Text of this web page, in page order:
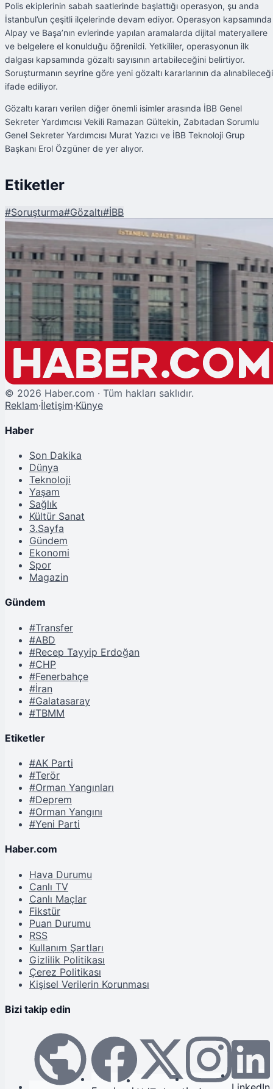
Polis ekiplerinin sabah saatlerinde başlattığı operasyon, şu anda
İstanbul’un çeşitli ilçelerinde devam ediyor. Operasyon kapsamında
Alpay ve Başa’nın evlerinde yapılan aramalarda dijital materyallere
ve belgelere el konulduğu öğrenildi. Yetkililer, operasyonun ilk
dalgası kapsamında gözaltı sayısının artabileceğini belirtiyor.
Soruşturmanın seyrine göre yeni gözaltı kararlarının da alınabileceği
ifade ediliyor.
Gözaltı kararı verilen diğer önemli isimler arasında İBB Genel
Sekreter Yardımcısı Vekili Ramazan Gültekin, Zabıtadan Sorumlu
Genel Sekreter Yardımcısı Murat Yazıcı ve İBB Teknoloji Grup
Başkanı Erol Özgüner de yer alıyor.
Etiketler
#Soruşturma#Gözaltı#İBB
Şu An Okunan
İBB'ye Operasyon: 53 Kişiye Gözaltı Kararı
© 2026 Haber.com · Tüm hakları saklıdır.
Reklam·İletişim·Künye
Haber
Son Dakika
Dünya
Teknoloji
Yaşam
Sağlık
Kültür Sanat
3.Sayfa
Gündem
Ekonomi
Spor
Magazin
Gündem
#Transfer
#ABD
#Recep Tayyip Erdoğan
#CHP
#Fenerbahçe
#İran
#Galatasaray
#TBMM
Etiketler
#AK Parti
#Terör
#Orman Yangınları
#Deprem
#Orman Yangını
#Yeni Parti
Haber.com
Hava Durumu
Canlı TV
Canlı Maçlar
Fikstür
Puan Durumu
RSS
Kullanım Şartları
Gizlilik Politikası
Çerez Politikası
Kişisel Verilerin Korunması
Bizi takip edin